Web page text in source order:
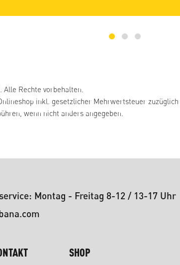
Alle Rechte vorbehalten.
inkl. gesetzlicher Mehrwertsteuer zuzüglich
wenn nicht anders angegeben.
Montag - Freitag 8-12 / 13-17 Uhr
SHOP